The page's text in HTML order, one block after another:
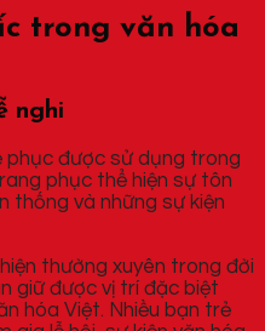
trong văn hóa
nghi
phục được sử dụng trong
phục thể hiện sự tôn
thống và những sự kiện
thường xuyên trong đời
giữ được vị trí đặc biệt
hóa Việt. Nhiều bạn trẻ